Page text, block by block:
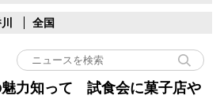
全国
魅力知って 試食会に菓子店や